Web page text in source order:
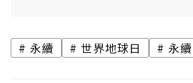
永續 世界地球日 永